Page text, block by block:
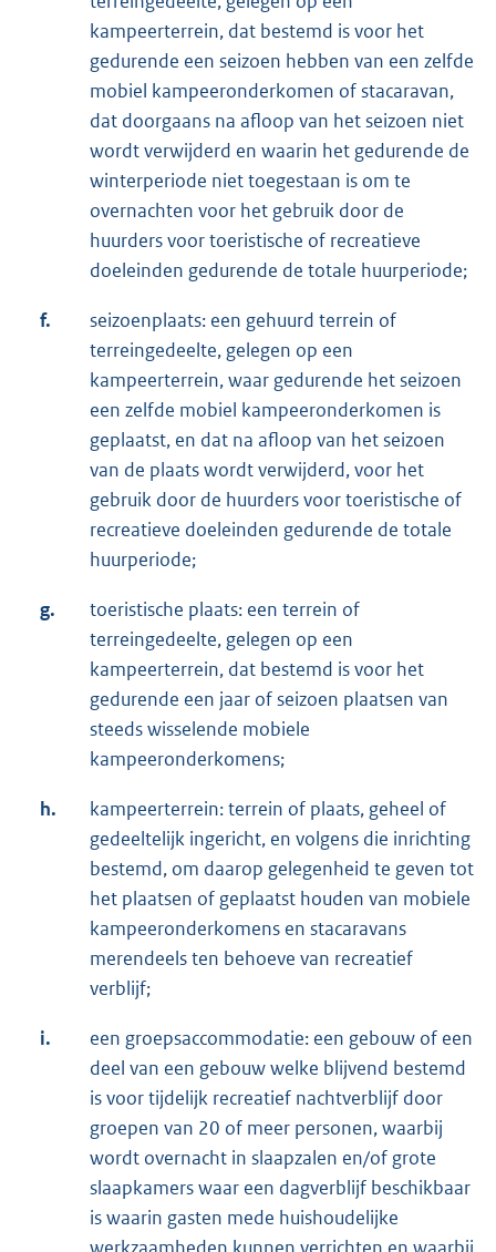
kampeerterrein, dat bestemd is voor het
gedurende een seizoen hebben van een zelfde
mobiel kampeeronderkomen of stacaravan,
dat doorgaans na afloop van het seizoen niet
wordt verwijderd en waarin het gedurende de
winterperiode niet toegestaan is om te
overnachten voor het gebruik door de
huurders voor toeristische of recreatieve
doeleinden gedurende de totale huurperiode;
f.
seizoenplaats: een gehuurd terrein of
terreingedeelte, gelegen op een
kampeerterrein, waar gedurende het seizoen
een zelfde mobiel kampeeronderkomen is
geplaatst, en dat na afloop van het seizoen
van de plaats wordt verwijderd, voor het
gebruik door de huurders voor toeristische of
recreatieve doeleinden gedurende de totale
huurperiode;
g.
toeristische plaats: een terrein of
terreingedeelte, gelegen op een
kampeerterrein, dat bestemd is voor het
gedurende een jaar of seizoen plaatsen van
steeds wisselende mobiele
kampeeronderkomens;
h.
kampeerterrein: terrein of plaats, geheel of
gedeeltelijk ingericht, en volgens die inrichting
bestemd, om daarop gelegenheid te geven tot
het plaatsen of geplaatst houden van mobiele
kampeeronderkomens en stacaravans
merendeels ten behoeve van recreatief
verblijf;
i.
een groepsaccommodatie: een gebouw of een
deel van een gebouw welke blijvend bestemd
is voor tijdelijk recreatief nachtverblijf door
groepen van 20 of meer personen, waarbij
wordt overnacht in slaapzalen en/of grote
slaapkamers waar een dagverblijf beschikbaar
is waarin gasten mede huishoudelijke